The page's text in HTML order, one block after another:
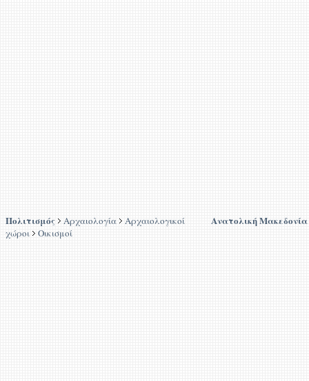
Πολιτισμός Αρχαιολογία
Αρχαιολογικοί
χώροι
Οικισμοί
Ανατολική